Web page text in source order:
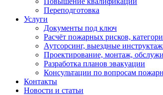
Переподготовка
Услуги
Документы под ключ
Расчёт пожарных рисков,
Аутсорсинг, выездные
Проектирование, монтаж,
Разработка планов эвакуации
Консультации по вопросам
Контакты
Новости и статьи